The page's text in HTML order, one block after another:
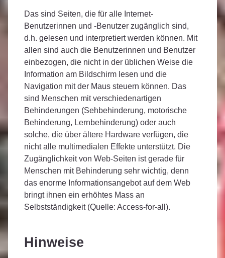
Das sind Seiten, die für alle Internet-
Benutzerinnen und -Benutzer zugänglich sind,
d.h. gelesen und interpretiert werden können. Mit
allen sind auch die Benutzerinnen und Benutzer
einbezogen, die nicht in der üblichen Weise die
Information am Bildschirm lesen und die
Navigation mit der Maus steuern können. Das
sind Menschen mit verschiedenartigen
Behinderungen (Sehbehinderung, motorische
Behinderung, Lernbehinderung) oder auch
solche, die über ältere Hardware verfügen, die
nicht alle multimedialen Effekte unterstützt. Die
Zugänglichkeit von Web-Seiten ist gerade für
Menschen mit Behinderung sehr wichtig, denn
das enorme Informationsangebot auf dem Web
bringt ihnen ein erhöhtes Mass an
Selbstständigkeit (Quelle: Access-for-all).
Hinweise